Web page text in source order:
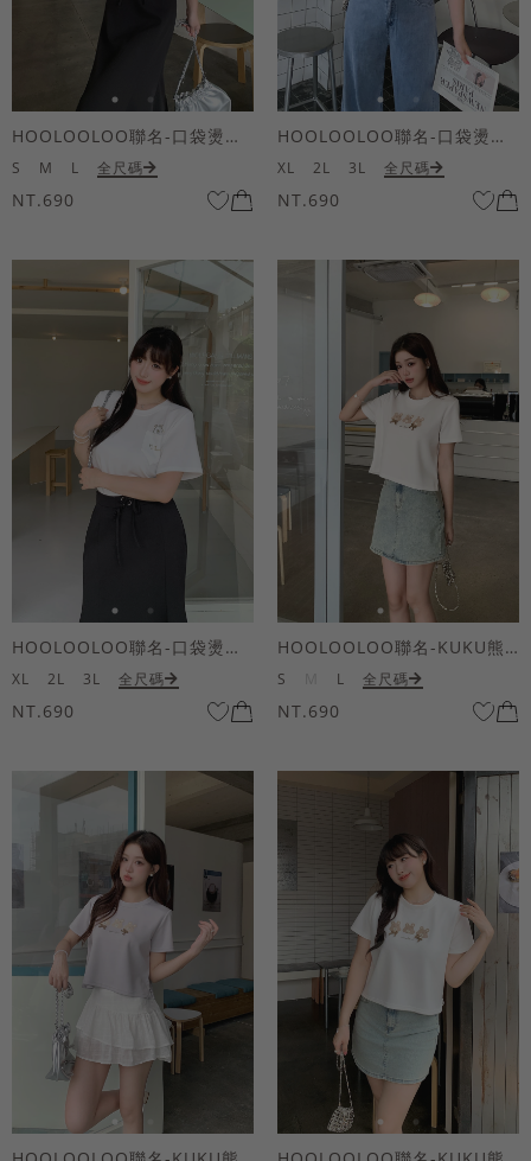
HOOLOOLOO聯名-口袋燙金KUKU熊短袖上衣
S M L 全尺碼
NT.690
HOOLOOLOO聯名-口袋燙金KUKU熊短袖上衣
XL 2L 3L 全尺碼
NT.690
HOOLOOLOO聯名-口袋燙金KUKU熊短袖上衣
XL 2L 3L 全尺碼
NT.690
HOOLOOLOO聯名-KUKU熊蝴蝶結短袖上衣
S L 全尺碼
NT.690